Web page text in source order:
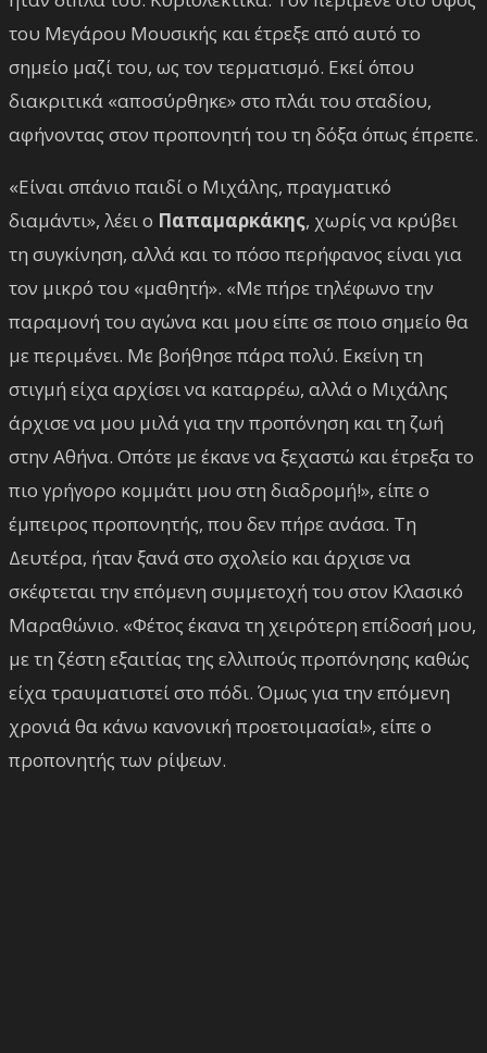
του Μεγάρου Μουσικής και έτρεξε από αυτό το
σημείο μαζί του, ως τον τερματισμό. Εκεί όπου
διακριτικά «αποσύρθηκε» στο πλάι του σταδίου,
αφήνοντας στον προπονητή του τη δόξα όπως έπρεπε.
«Είναι σπάνιο παιδί ο Μιχάλης, πραγματικό
διαμάντι», λέει ο Παπαμαρκάκης, χωρίς να κρύβει
τη συγκίνηση, αλλά και το πόσο περήφανος είναι για
τον μικρό του «μαθητή». «Με πήρε τηλέφωνο την
παραμονή του αγώνα και μου είπε σε ποιο σημείο θα
με περιμένει. Με βοήθησε πάρα πολύ. Εκείνη τη
στιγμή είχα αρχίσει να καταρρέω, αλλά ο Μιχάλης
άρχισε να μου μιλά για την προπόνηση και τη ζωή
στην Αθήνα. Οπότε με έκανε να ξεχαστώ και έτρεξα το
πιο γρήγορο κομμάτι μου στη διαδρομή!», είπε ο
έμπειρος προπονητής, που δεν πήρε ανάσα. Τη
Δευτέρα, ήταν ξανά στο σχολείο και άρχισε να
σκέφτεται την επόμενη συμμετοχή του στον Κλασικό
Μαραθώνιο. «Φέτος έκανα τη χειρότερη επίδοσή μου,
με τη ζέστη εξαιτίας της ελλιπούς προπόνησης καθώς
είχα τραυματιστεί στο πόδι. Όμως για την επόμενη
χρονιά θα κάνω κανονική προετοιμασία!», είπε ο
προπονητής των ρίψεων.